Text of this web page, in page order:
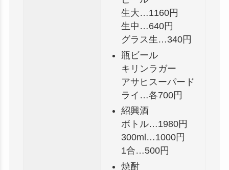
生大…1160円
生中…640円
グラス生…340円
瓶ビール
キリンラガー
アサヒスーパード
ライ…各700円
紹興酒
ボトル…1980円
300ml…1000円
1合…500円
焼酎